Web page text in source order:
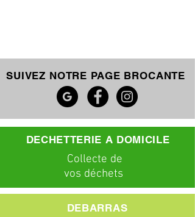
SUIVEZ NOTRE PAGE BROCANTE
DECHETTERIE A DOMICILE
Collecte de
vos déchets
DEBARRAS